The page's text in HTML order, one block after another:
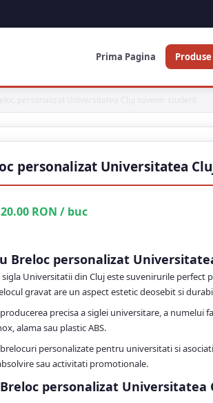
Prima Pagina
personalizat Universitatea
20.00 RON / buc
Breloc personalizat
Universitatii din Cluj este suvenirurile
gravat are un aspect estetic deosebit si
precisa a siglei universitare, a numelui
alama sau plastic ABS.
personalizate pentru universitati si
sau activitati promotionale.
personalizat Universitatea